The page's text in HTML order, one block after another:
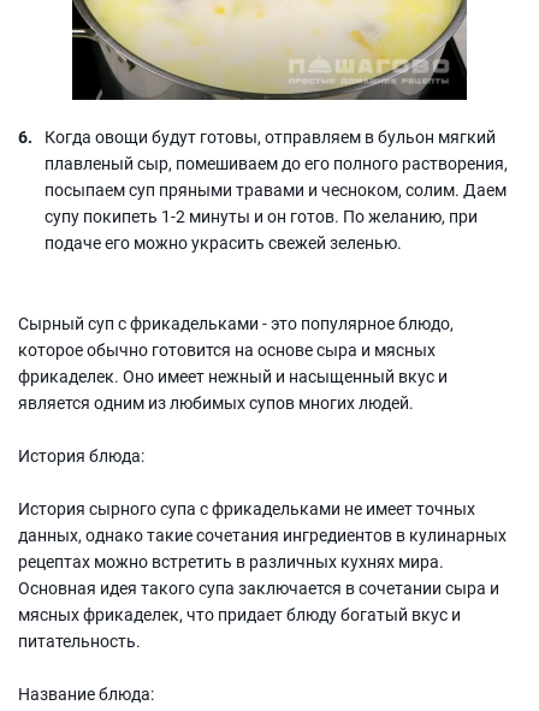
Когда овощи будут готовы, отправляем в бульон мягкий
плавленый сыр, помешиваем до его полного растворения,
посыпаем суп пряными травами и чесноком, солим. Даем
супу покипеть 1-2 минуты и он готов. По желанию, при
подаче его можно украсить свежей зеленью.
Сырный суп с фрикадельками - это популярное блюдо,
которое обычно готовится на основе сыра и мясных
фрикаделек. Оно имеет нежный и насыщенный вкус и
является одним из любимых супов многих людей.
История блюда:
История сырного супа с фрикадельками не имеет точных
данных, однако такие сочетания ингредиентов в кулинарных
рецептах можно встретить в различных кухнях мира.
Основная идея такого супа заключается в сочетании сыра и
мясных фрикаделек, что придает блюду богатый вкус и
питательность.
Название блюда: